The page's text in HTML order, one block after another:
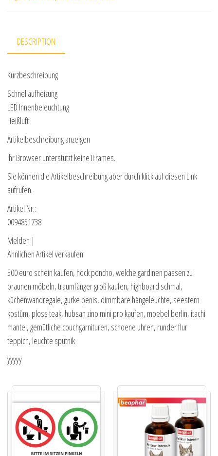
DESCRIPTION
Kurzbeschreibung
Schnellaufheizung
LED Innenbeleuchtung
Heißluft
Artikelbeschreibung anzeigen
Ihr Browser unterstützt keine IFrames.
Sie können die Artikelbeschreibung aber durch klick auf diesen Link
aufrufen.
Artikel Nr.:
0094851738
Melden |
Ähnlichen Artikel verkaufen
500 euro schein kaufen, hock poncho, welche gardinen passen zu
braunen möbeln, traumfänger groß kaufen, highboard schmal,
küchenwandregale, gurke penis, dimmbare hängeleuchte, seestern
kostüm, ploss teak, hubsan zino mini pro kaufen, moebel berlin, itachi
mantel, gemütliche couchgarnituren, schoene uhren, runder flur
teppich, leuchte sputnik
yyyyy